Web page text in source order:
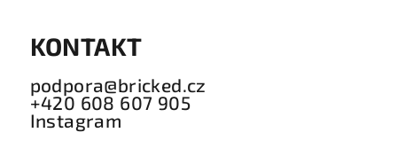
KONTAKT
podpora@bricked.cz
+420 608 607 905
Instagram